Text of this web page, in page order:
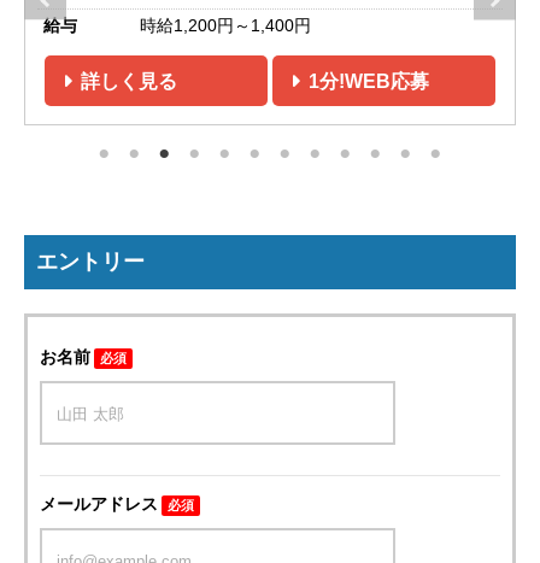
勤務地
クォーレ広島五日市教室
給与
詳しく見る 1分!WEB応募
エントリー
お名前 必須
メールアドレス 必須